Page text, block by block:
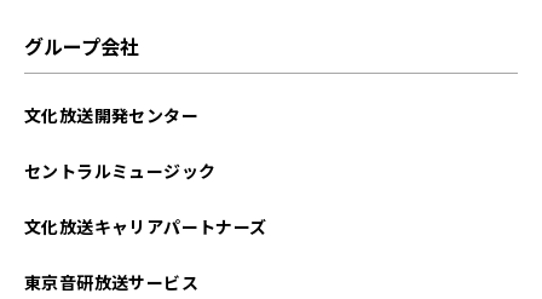
2025年06月
グループ会社
文化放送開発センター
セントラルミュージック
文化放送キャリアパートナーズ
東京音研放送サービス